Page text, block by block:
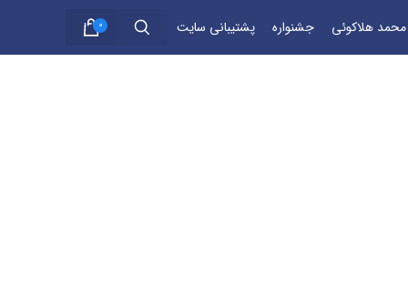
محمد هلاکوئی جشنواره پشتیبانی سایت 0